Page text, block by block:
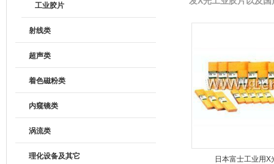
日本富士工业用X
工业胶片
射线类
超声类
着色磁粉类
内窥镜类
涡流类
理化设备及其它